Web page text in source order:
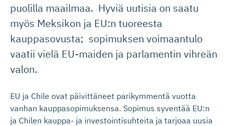
puolilla maailmaa. Hyviä uutisia on saatu
myös Meksikon ja EU:n tuoreesta
kauppasovusta; sopimuksen voimaantulo
vaatii vielä EU-maiden ja parlamentin vihreän
valon.
EU ja Chile ovat päivittäneet parikymmentä vuotta
vanhan kauppasopimuksensa. Sopimus syventää EU:n
ja Chilen kauppa- ja investointisuhteita ja tarjoaa uusia